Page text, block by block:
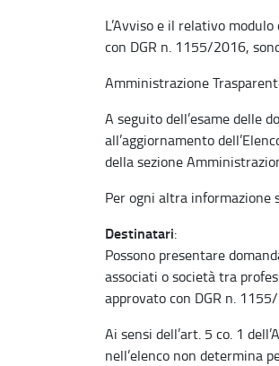
L’Avviso e il relativo
con DGR n. 1155/2016,
Amministrazione
A seguito dell’esame delle
all’aggiornamento
della sezione
Per ogni altra informazione
Destinatari:
Possono presentare
associati o società tra
approvato con DGR n.
Ai sensi dell’art. 5 co. 1
nell’elenco non determina